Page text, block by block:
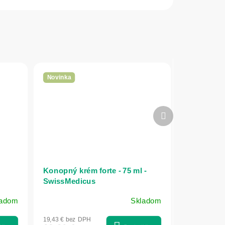
Novinka
Konopný krém forte - 75 ml -
SwissMedicus
Skladom
19,43 € bez DPH
Ďalší
produkt